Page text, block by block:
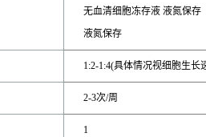
无血清细胞冻存液 液氮保存
液氮保存
1:2-1:4(具体情况视细胞生长
2-3次/周
1